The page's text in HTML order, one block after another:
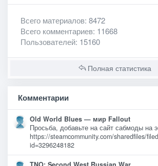
Всего материалов: 8472
Всего комментариев: 11668
Пользователей: 15160
Полная статистика
Комментарии
Old World Blues — мир Fallout
Просьба, добавьте на сайт сабмоды на
https://steamcommunity.com/sharedfiles/
id=3296248182